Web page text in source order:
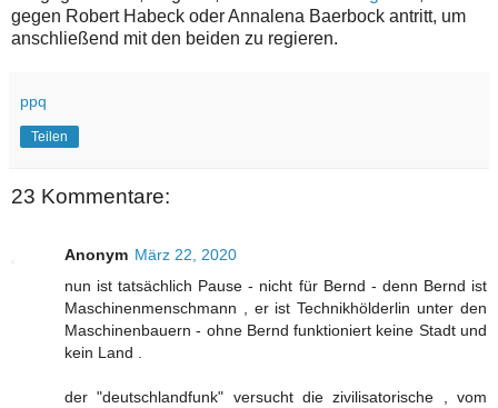
gegen Robert Habeck oder Annalena Baerbock antritt, um
anschließend mit den beiden zu regieren.
ppq
Teilen
23 Kommentare:
Anonym März 22, 2020
nun ist tatsächlich Pause - nicht für Bernd - denn Bernd ist
Maschinenmenschmann , er ist Technikhölderlin unter den
Maschinenbauern - ohne Bernd funktioniert keine Stadt und
kein Land .
der "deutschlandfunk" versucht die zivilisatorische , vom